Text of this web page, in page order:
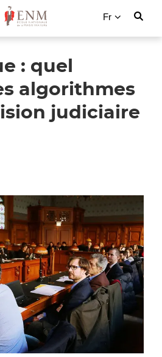
Fr
: quel
algorithmes
judiciaire